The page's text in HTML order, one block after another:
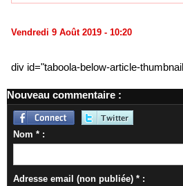
Vendredi 9 Août 2019 - 10:20
div id="taboola-below-article-
Nouveau commentaire :
Nom * :
Adresse email (non publiée) * :